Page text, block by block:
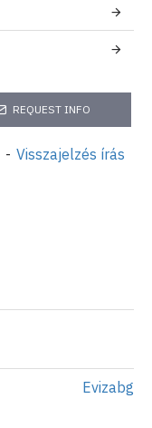
REQUEST INFO
Evizabg
- Visszajelzés írás